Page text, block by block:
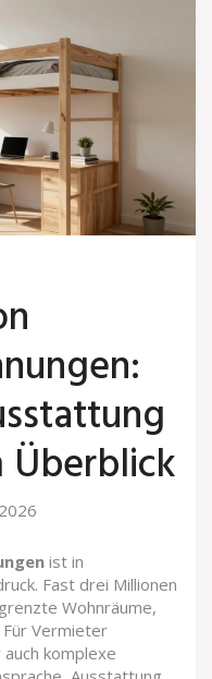
ist in
Fast drei Millionen
Wohnräume,
Vermieter
komplexe